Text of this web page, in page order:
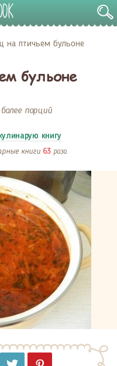
на птичьем бульоне
бульоне
порций
книгу
книги 63 раза